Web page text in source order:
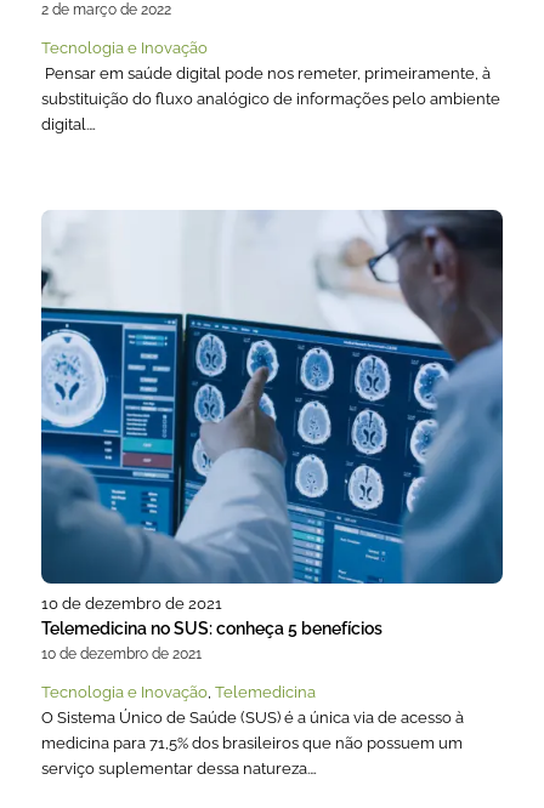
2 de março de 2022
Tecnologia e Inovação
Pensar em saúde digital pode nos remeter, primeiramente, à
substituição do fluxo analógico de informações pelo ambiente
digital.…
10 de dezembro de 2021
Telemedicina no SUS: conheça 5 benefícios
10 de dezembro de 2021
Tecnologia e Inovação, Telemedicina
O Sistema Único de Saúde (SUS) é a única via de acesso à
medicina para 71,5% dos brasileiros que não possuem um
serviço suplementar dessa natureza.…